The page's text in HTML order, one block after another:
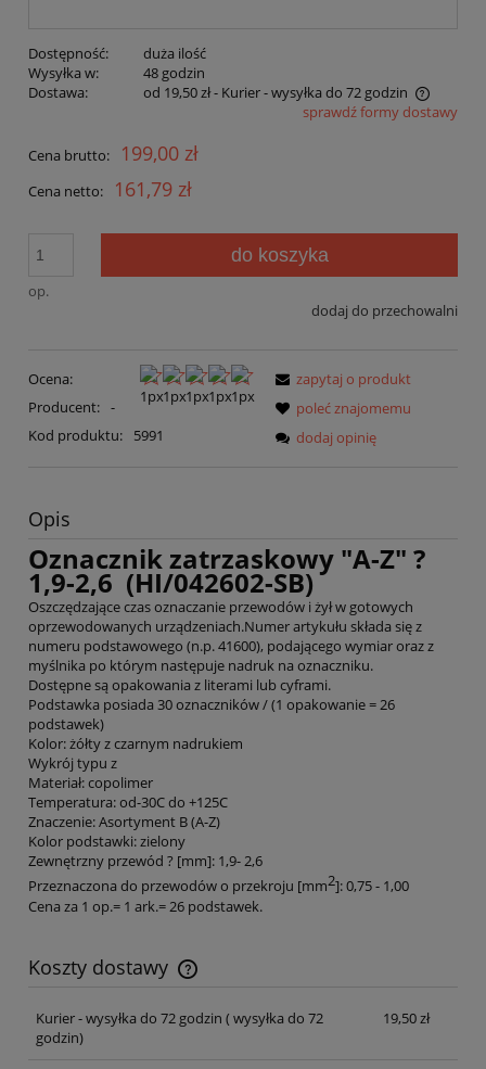
Dostępność:
duża ilość
Wysyłka w:
48 godzin
Dostawa:
od 19,50 zł- Kurier - wysyłka do 72 godzin
Cena nie zawiera ewentualnych kosztów płatnościsprawdź formy dostawy
Cena brutto: 199,00 zł
Cena netto: 161,79 zł
op.
do koszyka
dodaj do przechowalni
Ocena:
Producent: -
Kod produktu:
5991
zapytaj o produkt
poleć znajomemu
dodaj opinię
Opis
Oznacznik zatrzaskowy "A-Z" ?
1,9-2,6 (HI/042602-SB)
Oszczędzające czas oznaczanie przewodów i żył w gotowych
oprzewodowanych urządzeniach.Numer artykułu składa się z
numeru podstawowego (n.p. 41600), podającego wymiar oraz z
myślnika po którym następuje nadruk na oznaczniku.
Dostępne są opakowania z literami lub cyframi.
Podstawka posiada 30 oznaczników / (1 opakowanie = 26
podstawek)
Kolor: żółty z czarnym nadrukiem
Wykrój typu z
Materiał: copolimer
Temperatura: od-30C do +125C
Znaczenie: Asortyment B (A-Z)
Kolor podstawki: zielony
Zewnętrzny przewód ? [mm]: 1,9- 2,6
Przeznaczona do przewodów o przekroju [mm2]: 0,75 - 1,00
Cena za 1 op.= 1 ark.= 26 podstawek.
Koszty dostawy
Cena nie zawiera ewentualnych kosztów płatności
Kurier - wysyłka do 72 godzin ( wysyłka do 72
godzin)
19,50 zł